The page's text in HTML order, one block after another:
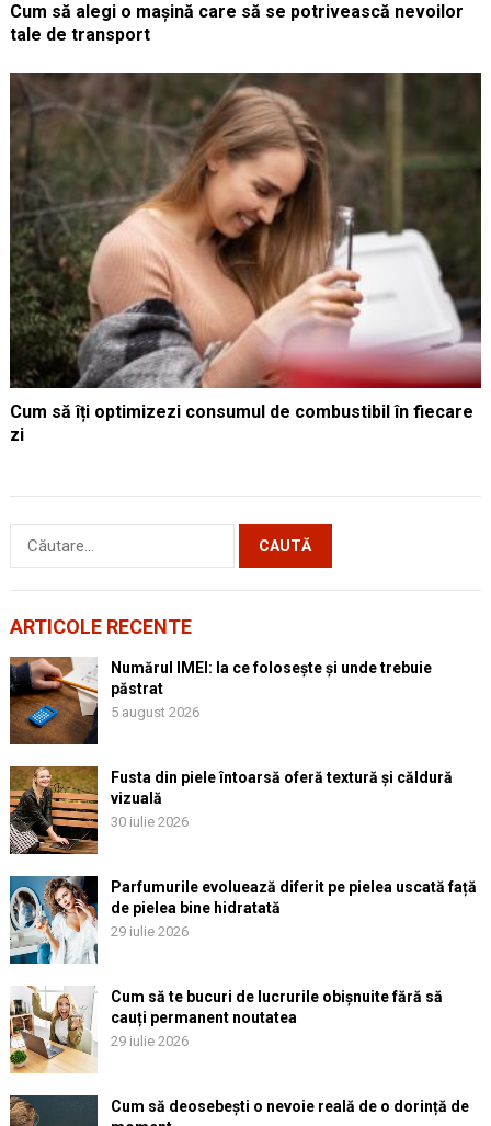
Cum să alegi o mașină care să se potrivească nevoilor
tale de transport
Cum să îți optimizezi consumul de combustibil în fiecare
zi
Caută
după:
ARTICOLE RECENTE
Numărul IMEI: la ce folosește și unde trebuie
păstrat
5 august 2026
Fusta din piele întoarsă oferă textură și căldură
vizuală
30 iulie 2026
Parfumurile evoluează diferit pe pielea uscată față
de pielea bine hidratată
29 iulie 2026
Cum să te bucuri de lucrurile obișnuite fără să
cauți permanent noutatea
29 iulie 2026
Cum să deosebești o nevoie reală de o dorință de